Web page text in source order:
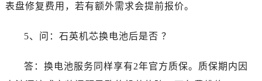
表盘修复费用，若有额外需求会提前报价。
5、问：石英机芯换电池后是否 ？
答：换电池服务同样享有2年官方质保。质保期内因